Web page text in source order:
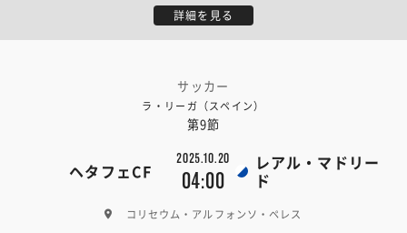
詳細を見る
サッカー
ラ・リーガ（スペイン）
第9節
ヘタフェCF
2025.10.20
04:00
レアル・マドリー
ド
コリセウム・アルフォンソ・ペレス